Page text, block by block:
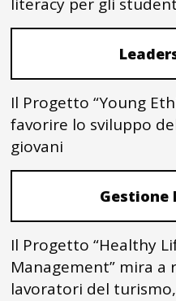
literacy per gli
Il Progetto “Young
favorire lo sviluppo
giovani
Gestione
Il Progetto “Healthy
Management” mira a
lavoratori del